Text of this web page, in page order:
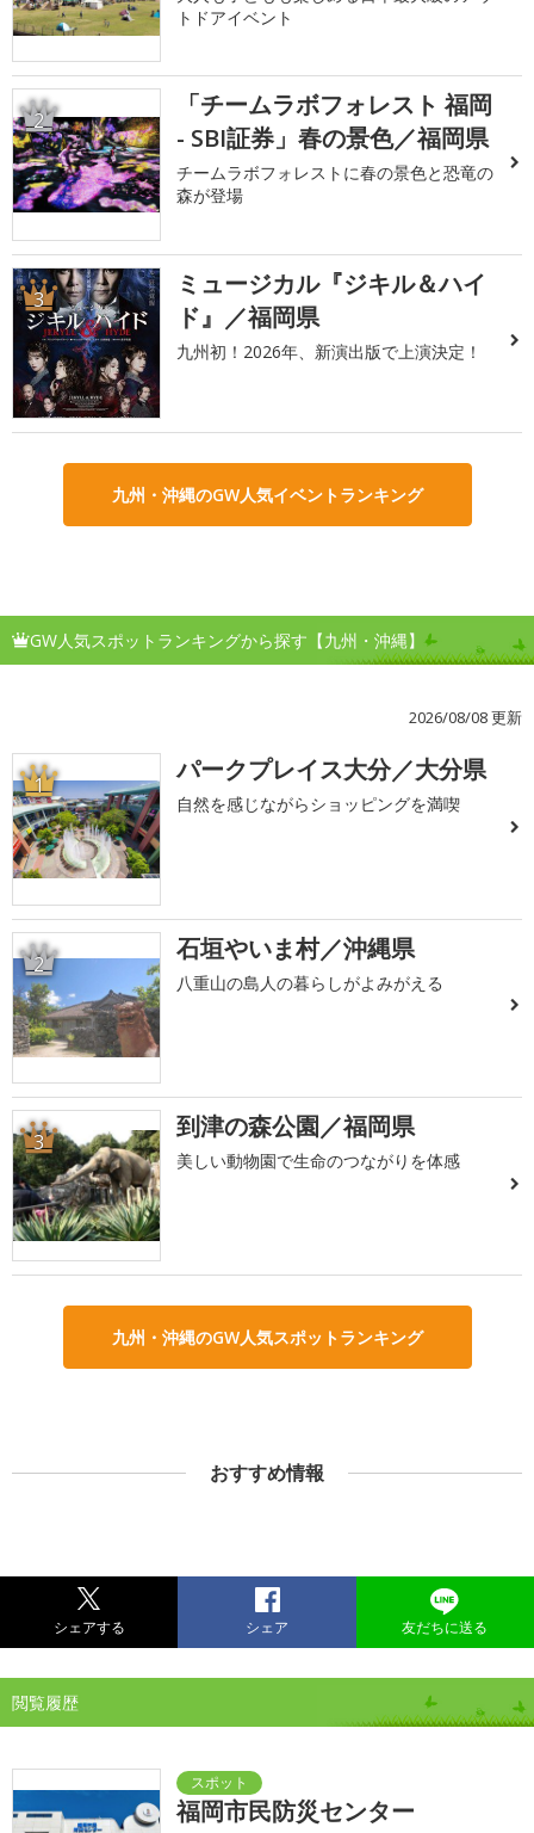
トドアイベント
2
「チームラボフォレスト 福岡
- SBI証券」春の景色／福岡県
チームラボフォレストに春の景色と恐竜の
森が登場
3
ミュージカル『ジキル＆ハイ
ド』／福岡県
九州初！2026年、新演出版で上演決定！
九州・沖縄のGW人気イベントランキング
GW人気スポットランキングから探す【九州・沖縄】
2026/08/08 更新
1 パークプレイス大分／大分県
自然を感じながらショッピングを満喫
2 石垣やいま村／沖縄県
八重山の島人の暮らしがよみがえる
3 到津の森公園／福岡県
美しい動物園で生命のつながりを体感
九州・沖縄のGW人気スポットランキング
おすすめ情報
シェアする シェア 友だちに送る
閲覧履歴
福岡市民防災センター